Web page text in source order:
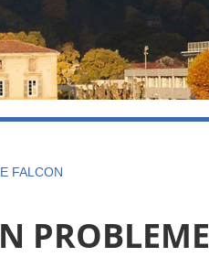
FALCON